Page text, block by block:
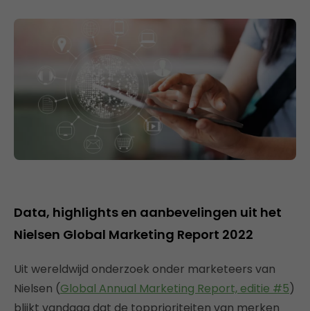
Data, highlights en aanbevelingen uit het
Nielsen Global Marketing Report 2022
Uit wereldwijd onderzoek onder marketeers van
Nielsen (Global Annual Marketing Report, editie #5)